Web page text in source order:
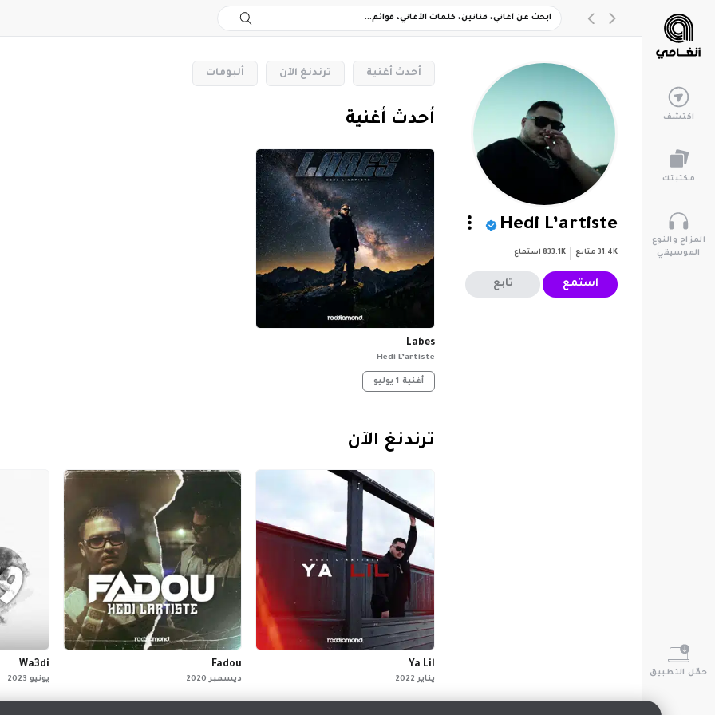
اكتشف
مكتبتك
المزاج والنوع
الموسيقي
حمّل التطبيق
Hedi L’artiste
31.4K متابع 833.1K استماع
استمع تابع
‏أحدث أغنية ‏ترندنغ الآن ‏ألبومات
‏أحدث أغنية
Labes
Hedi L’artiste
أغنية 1 يوليو
‏ترندنغ الآن
Ya Lil
يناير 2022
Fadou
ديسمبر 2020
Wa3di
يونيو 2023